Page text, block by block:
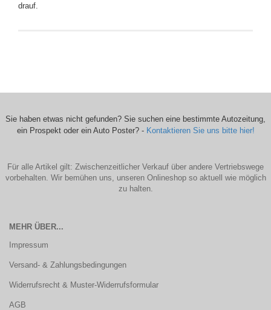
drauf.
Sie haben etwas nicht gefunden? Sie suchen eine bestimmte Autozeitung,
ein Prospekt oder ein Auto Poster? - Kontaktieren Sie uns bitte hier!
Für alle Artikel gilt: Zwischenzeitlicher Verkauf über andere Vertriebswege
vorbehalten. Wir bemühen uns, unseren Onlineshop so aktuell wie möglich
zu halten.
MEHR ÜBER...
Impressum
Versand- & Zahlungsbedingungen
Widerrufsrecht & Muster-Widerrufsformular
AGB